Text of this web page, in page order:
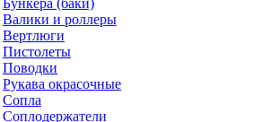
Бункера (баки)
Валики и роллеры
Вертлюги
Пистолеты
Поводки
Рукава окрасочные
Сопла
Соплодержатели